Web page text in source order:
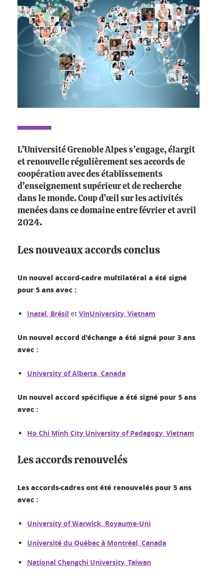
L’Université Grenoble Alpes s’engage, élargit
et renouvelle régulièrement ses accords de
coopération avec des établissements
d’enseignement supérieur et de recherche
dans le monde. Coup d’œil sur les activités
menées dans ce domaine entre février et avril
2024.
Les nouveaux accords conclus
Un nouvel accord-cadre multilatéral a été signé
pour 5 ans avec :
Inatel, Brésil et VinUniversity, Vietnam
Un nouvel accord d'échange a été signé pour 3 ans
avec :
University of Alberta, Canada
Un nouvel accord spécifique a été signé pour 5 ans
avec :
Ho Chi Minh City University of Pedagogy, Vietnam
Les accords renouvelés
Les accords-cadres ont été renouvelés pour 5 ans
avec :
University of Warwick, Royaume-Uni
Université du Québec à Montréal, Canada
National Chengchi University, Taiwan